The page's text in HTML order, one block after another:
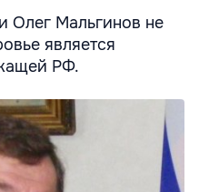
Олег Мальгинов не
является
РФ.